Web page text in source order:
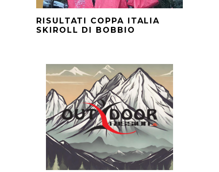
RISULTATI COPPA ITALIA
SKIROLL DI BOBBIO